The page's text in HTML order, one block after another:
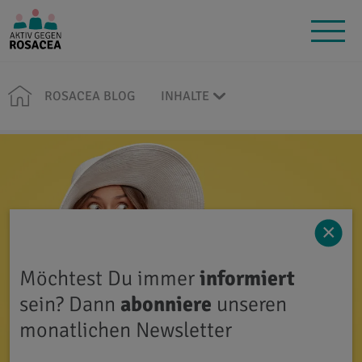
ROSACEA BLOG INHALTE
×
Möchtest Du immerinformiert
sein? Dann abonniere unseren
monatlichen Newsletter